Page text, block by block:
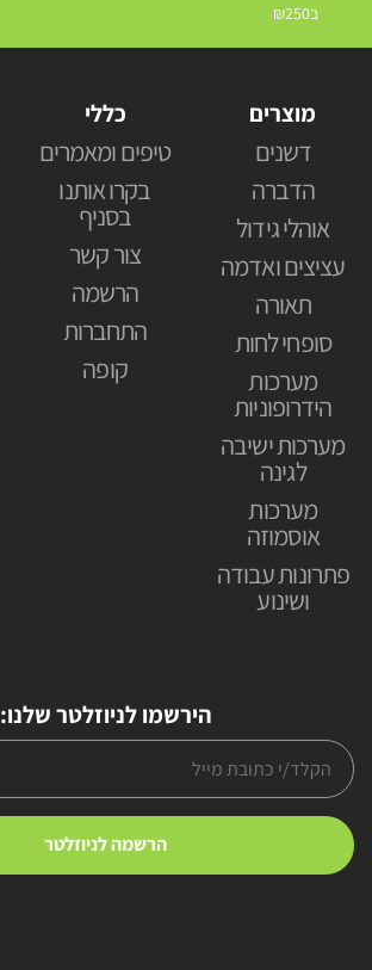
ב₪250
מוצרים
דשנים
הדברה
אוהלי גידול
עציצים ואדמה
תאורה
סופחי לחות
מערכות
הידרופוניות
מערכות ישיבה
לגינה
מערכות
אוסמוזה
פתרונות עבודה
ושינוע
כללי
טיפים ומאמרים
בקרו אותנו
בסניף
צור קשר
הרשמה
התחברות
קופה
הירשמו לניוזלטר שלנו: